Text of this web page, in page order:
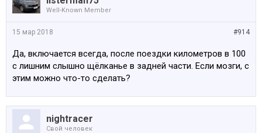
Well-Known Member
#914
15 мар 2018
Да, включается всегда, после поездки километров в 100
с лишним слышно щёлканье в задней части. Если мозги, с
этим можно что-то сделать?
nightracer
Свой человек